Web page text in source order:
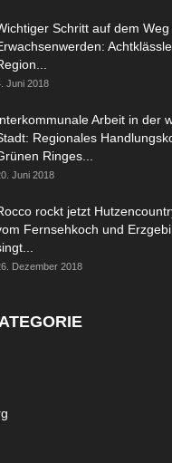
Schritt auf dem Weg
Juni 2018
Arbeit in der
Regionales
Ringes...
Juni 2018
rockt jetzt
Fernsehkoch und
Dezember 2018